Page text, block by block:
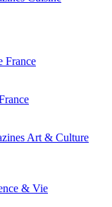
France
Art & Culture
& Vie